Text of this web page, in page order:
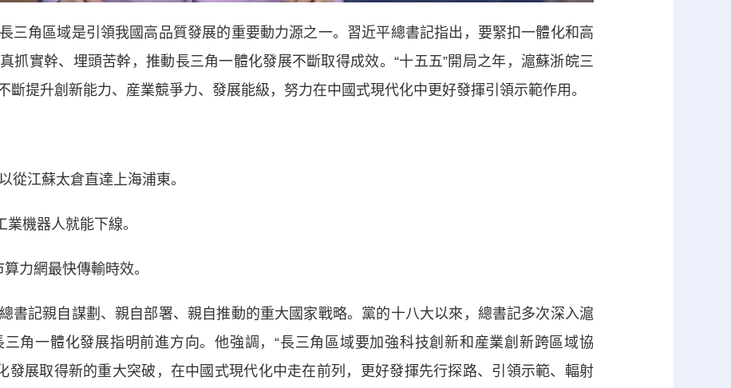
長三角區域是引領我國高品質發展的重要動力源之一。習近平總書記指出，要緊扣一體化和高
抓實幹、埋頭苦幹，推動長三角一體化發展不斷取得成效。“十五五”開局之年，滬蘇浙皖三
斷提升創新能力、産業競爭力、發展能級，努力在中國式現代化中更好發揮引領示範作用。
江蘇太倉直達上海浦東。
機器人就能下線。
力網最快傳輸時效。
記親自謀劃、親自部署、親自推動的重大國家戰略。黨的十八大以來，總書記多次深入滬
角一體化發展指明前進方向。他強調，“長三角區域要加強科技創新和産業創新跨區域協
發展取得新的重大突破，在中國式現代化中走在前列，更好發揮先行探路、引領示範、輻射